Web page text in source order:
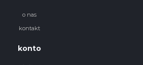
o nas
kontakt
konto